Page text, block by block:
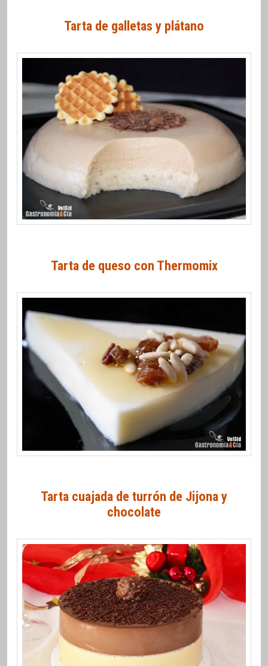
Tarta de galletas y plátano
Tarta de queso con Thermomix
Tarta cuajada de turrón de Jijona y
chocolate